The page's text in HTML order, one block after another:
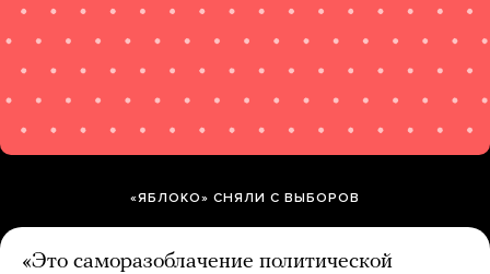
«ЯБЛОКО» СНЯЛИ С ВЫБОРОВ
«Это саморазоблачение политической